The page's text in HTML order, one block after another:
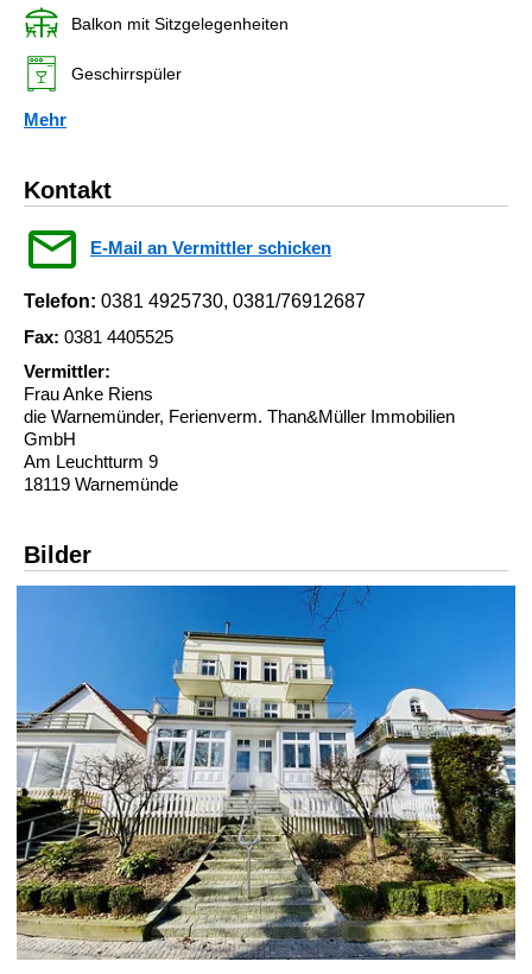
Balkon mit Sitzgelegenheiten
Geschirrspüler
Mehr
Kontakt
E-Mail an Vermittler schicken
Telefon: 0381 4925730, 0381/76912687
Fax: 0381 4405525
Vermittler:
Frau Anke Riens
die Warnemünder, Ferienverm. Than&Müller Immobilien
GmbH
Am Leuchtturm 9
18119 Warnemünde
Bilder